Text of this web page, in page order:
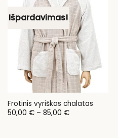
Išpardavimas!
Frotinis vyriškas chalatas
50,00 € – 85,00 €Price